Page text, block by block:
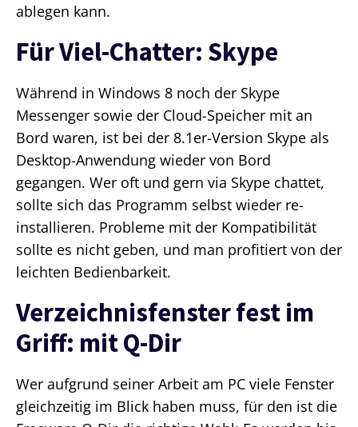
ablegen kann.
Für Viel-Chatter: Skype
Während in Windows 8 noch der Skype
Messenger sowie der Cloud-Speicher mit an
Bord waren, ist bei der 8.1er-Version Skype als
Desktop-Anwendung wieder von Bord
gegangen. Wer oft und gern via Skype chattet,
sollte sich das Programm selbst wieder re-
installieren. Probleme mit der Kompatibilität
sollte es nicht geben, und man profitiert von der
leichten Bedienbarkeit.
Verzeichnisfenster fest im
Griff: mit Q-Dir
Wer aufgrund seiner Arbeit am PC viele Fenster
gleichzeitig im Blick haben muss, für den ist die